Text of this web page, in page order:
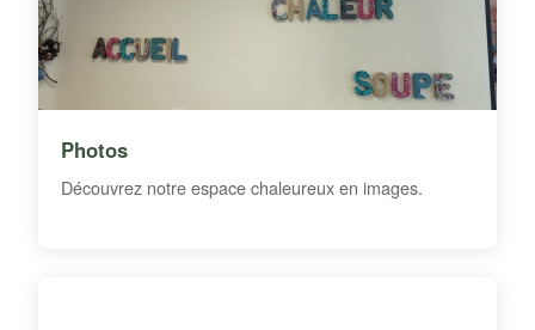
Photos
Découvrez notre espace chaleureux en images.